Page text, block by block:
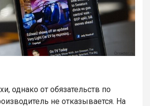
однако от обязательств по
не отказывается. На